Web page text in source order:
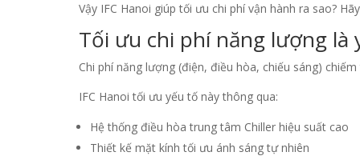
Vậy IFC Hanoi giúp tối ưu chi phí vận hành ra sao?
Tối ưu chi phí năng lượng là
Chi phí năng lượng (điện, điều hòa, chiếu sáng)
IFC Hanoi tối ưu yếu tố này thông qua:
Hệ thống điều hòa trung tâm Chiller hiệu suất cao
Thiết kế mặt kính tối ưu ánh sáng tự nhiên